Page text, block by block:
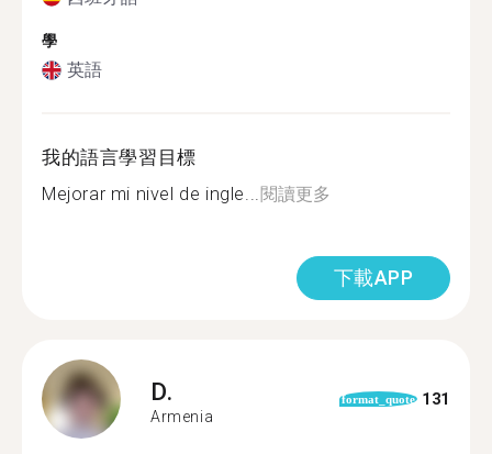
學
英語
我的語言學習目標
Mejorar mi nivel de ingle...閱讀更多
下載APP
D.
Armenia
format_quote 131